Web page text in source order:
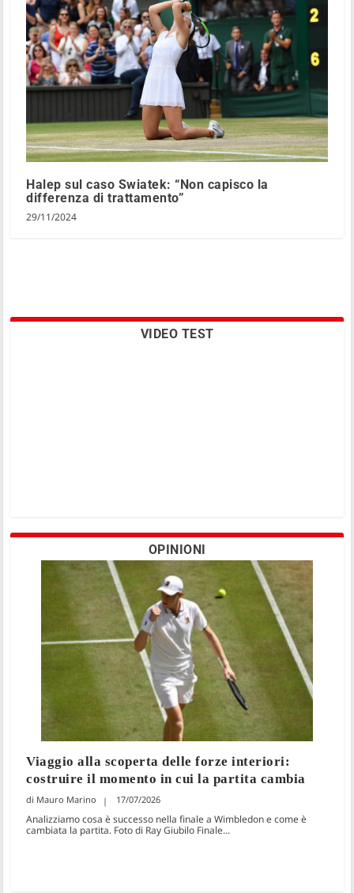
Halep sul caso Swiatek: “Non capisco la
differenza di trattamento”
29/11/2024
VIDEO TEST
OPINIONI
Viaggio alla scoperta delle forze interiori:
costruire il momento in cui la partita cambia
Mauro Marino 17/07/2026
Analizziamo cosa è successo nella finale a Wimbledon e come è
cambiata la partita. Foto di Ray Giubilo Finale...